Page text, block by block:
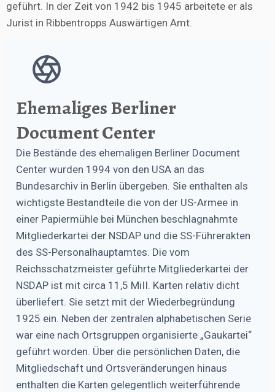
geführt. In der Zeit von 1942 bis 1945 arbeitete er als
Jurist in Ribbentropps Auswärtigen Amt.
Ehemaliges Berliner
Document Center
Die Bestände des ehemaligen Berliner Document
Center wurden 1994 von den USA an das
Bundesarchiv in Berlin übergeben. Sie enthalten als
wichtigste Bestandteile die von der US-Armee in
einer Papiermühle bei München beschlagnahmte
Mitgliederkartei der NSDAP und die SS-Führerakten
des SS-Personalhauptamtes. Die vom
Reichsschatzmeister geführte Mitgliederkartei der
NSDAP ist mit circa 11,5 MiII. Karten relativ dicht
überliefert. Sie setzt mit der Wiederbegründung
1925 ein. Neben der zentralen alphabetischen Serie
war eine nach Ortsgruppen organisierte „Gaukartei“
geführt worden. Über die persönlichen Daten, die
Mitgliedschaft und Ortsveränderungen hinaus
enthalten die Karten gelegentlich weiterführende